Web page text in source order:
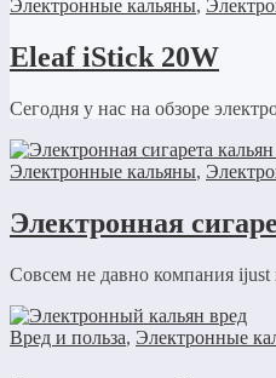
Электронные кальяны,
Eleaf iStick 20W
Сегодня у нас на обзоре
Электронные кальяны,
Электронная
Совсем не давно компания
Вред и польза, Электронные